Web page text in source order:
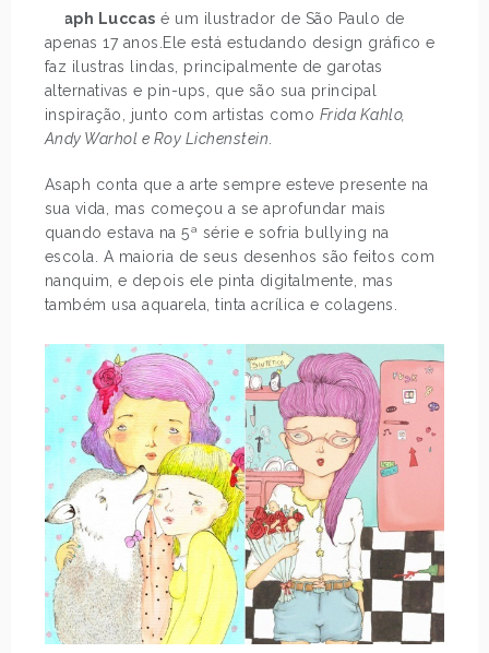
Asaph Luccas é um ilustrador de São Paulo de
apenas 17 anos.Ele está estudando design gráfico e
faz ilustras lindas, principalmente de garotas
alternativas e pin-ups, que são sua principal
inspiração, junto com artistas como Frida Kahlo,
Andy Warhol e Roy Lichenstein
Asaph conta que a arte sempre esteve presente na
sua vida, mas começou a se aprofundar mais
quando estava na 5ª série e sofria bullying na
escola. A maioria de seus desenhos são feitos com
nanquim, e depois ele pinta digitalmente, mas
também usa aquarela, tinta acrílica e colagens.
POST ANTERIOR
MISTURA PRONTA PARA
BOLO DE CANECA
PRÓXIMO POST
DESAFIO
#HPPORHERCHCOVITCH –
PARTE 3